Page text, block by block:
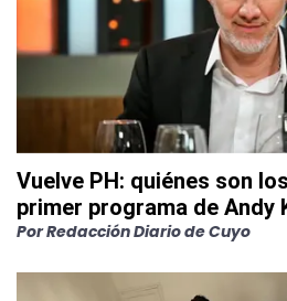
Vuelve PH: quiénes son
primer programa de Andy
PorRedacción Diario de Cuyo